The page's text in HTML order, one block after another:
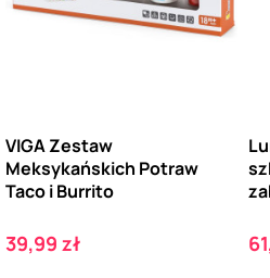
VIGA Zestaw
Meksykańskich Potraw
Taco i Burrito
Cena
39,99 zł